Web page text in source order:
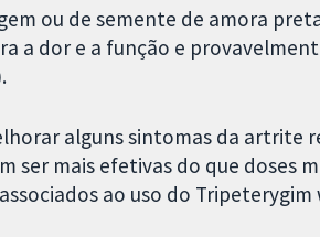
ou de semente de amora
a dor e a função e
alguns sintomas da artrite
ser mais efetivas do que doses
ao uso do